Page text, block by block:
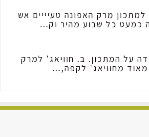
למתכון מרק האפונה טעיייים אש
כמעט כל שבוע מהיר וק...
על המתכון. ב. חוויאג' למרק
מאוד מחוויאג' לקפה,...